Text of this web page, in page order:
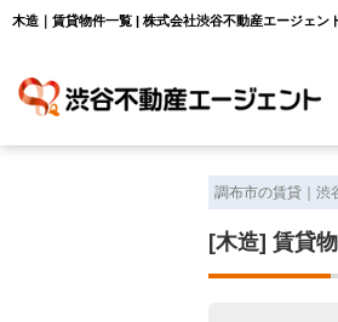
木造｜賃貸物件一覧 | 株式会社渋谷不動産エージェン
調布市の賃貸｜渋
[木造] 賃貸